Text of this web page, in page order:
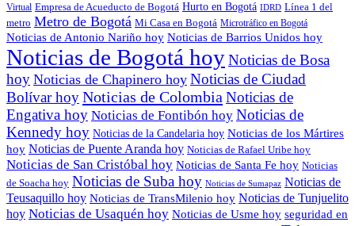
Virtual Empresa de Acueducto de Bogotá Hurto en Bogotá IDRD Línea 1 del
metro Metro de Bogotá Mi Casa en Bogotá Microtráfico en Bogotá
Noticias de Antonio Nariño hoy Noticias de Barrios Unidos hoy
Noticias de Bogotá hoyNoticias de Bosa
hoy Noticias de Chapinero hoy Noticias de Ciudad
Bolívar hoyNoticias de Colombia Noticias de
Engativa hoy Noticias de Fontibón hoy Noticias de
Kennedy hoy Noticias de la Candelaria hoy Noticias de los Mártires
hoy Noticias de Puente Aranda hoy Noticias de Rafael Uribe hoy
Noticias de San Cristóbal hoy Noticias de Santa Fe hoy Noticias
de Soacha hoy Noticias de Suba hoy Noticias de Sumapaz Noticias de
Teusaquillo hoy Noticias de TransMilenio hoy Noticias de Tunjuelito
hoy Noticias de Usaquén hoy Noticias de Usme hoy seguridad en